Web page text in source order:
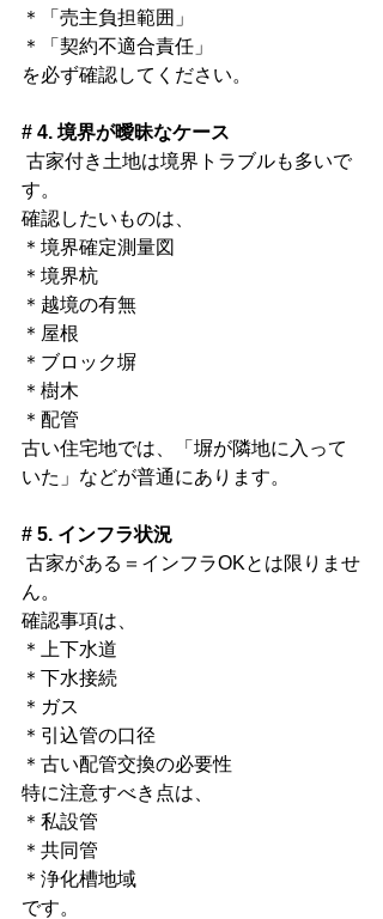
＊「売主負担範囲」
＊「契約不適合責任」
を必ず確認してください。
# 4. 境界が曖昧なケース
古家付き土地は境界トラブルも多いで
す。
確認したいものは、
＊境界確定測量図
＊境界杭
＊越境の有無
＊屋根
＊ブロック塀
＊樹木
＊配管
古い住宅地では、「塀が隣地に入って
いた」などが普通にあります。
# 5. インフラ状況
古家がある＝インフラOKとは限りませ
ん。
確認事項は、
＊上下水道
＊下水接続
＊ガス
＊引込管の口径
＊古い配管交換の必要性
特に注意すべき点は、
＊私設管
＊共同管
＊浄化槽地域
です。